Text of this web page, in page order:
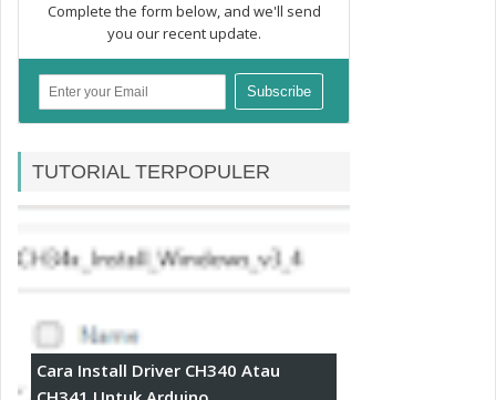
Complete the form below, and we'll send
you our recent update.
TUTORIAL TERPOPULER
Cara Install Driver CH340 Atau